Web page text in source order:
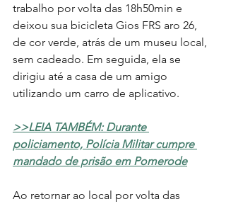
trabalho por volta das 18h50min e
deixou sua bicicleta Gios FRS aro 26,
de cor verde, atrás de um museu local,
sem cadeado. Em seguida, ela se
dirigiu até a casa de um amigo
utilizando um carro de aplicativo.
>>LEIA TAMBÉM: Durante
policiamento, Polícia Militar cumpre
mandado de prisão em Pomerode
Ao retornar ao local por volta das